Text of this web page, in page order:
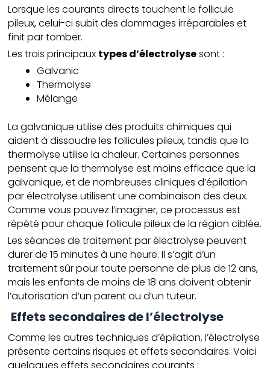
Lorsque les courants directs touchent le follicule
pileux, celui-ci subit des dommages irréparables et
finit par tomber.
Les trois principaux types d’électrolysesont :
Galvanic
Thermolyse
Mélange
La galvanique utilise des produits chimiques qui
aident à dissoudre les follicules pileux, tandis que la
thermolyse utilise la chaleur. Certaines personnes
pensent que la thermolyse est moins efficace que la
galvanique, et de nombreuses cliniques d’épilation
par électrolyse utilisent une combinaison des deux.
Comme vous pouvez l’imaginer, ce processus est
répété pour chaque follicule pileux de la région ciblée.
Les séances de traitement par électrolyse peuvent
durer de 15 minutes à une heure. Il s’agit d’un
traitement sûr pour toute personne de plus de 12 ans,
mais les enfants de moins de 18 ans doivent obtenir
l’autorisation d’un parent ou d’un tuteur.
Effets secondaires de l’électrolyse
Comme les autres techniques d’épilation, l’électrolyse
présente certains risques et effets secondaires. Voici
quelqaues effets secondaires courants :